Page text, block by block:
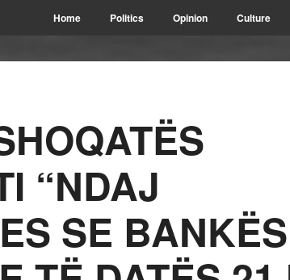
Home Politics Opinion Culture
“NDAJ
SE BANKËS